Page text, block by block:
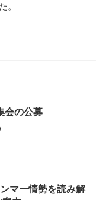
。
会の公募
マー情勢を読み解